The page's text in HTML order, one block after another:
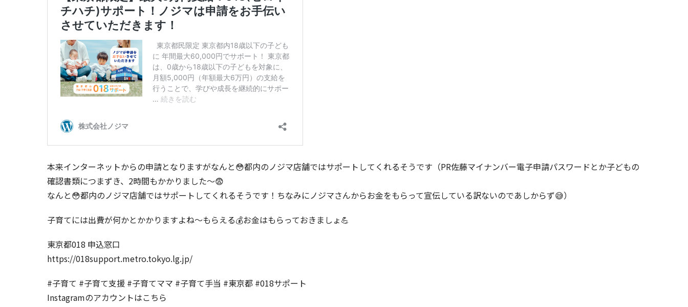
本来インターネットからの申請となりますがなんと😳都内のノジマ店舗ではサポートしてくれるそうです（PR佐藤マイナンバー電子申請パスワードとか子どもの
確認書類につまずき、2時間もかかりました〜😨
なんと😳都内のノジマ店舗ではサポートしてくれるそうです！ちなみにノジマさんからお金をもらって宣伝している訳ないのであしからず😅）
子育てには出費が何かとかかりますよね〜もらえる💰お金はもらっておきましょ💪
東京都018 申込窓口
https://018support.metro.tokyo.lg.jp/
#子育て #子育て支援 #子育てママ #子育て手当 #東京都 #018サポート
Instagramのアカウントはこちら